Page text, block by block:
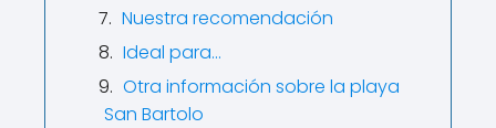
Nuestra recomendación
Ideal para…
Otra información sobre la playa
San Bartolo